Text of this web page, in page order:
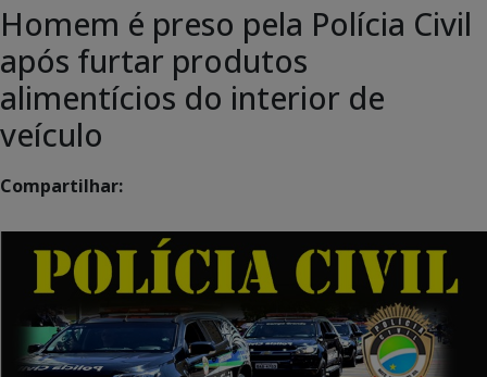
Homem é preso pela Polícia Civil
após furtar produtos
alimentícios do interior de
veículo
Compartilhar: